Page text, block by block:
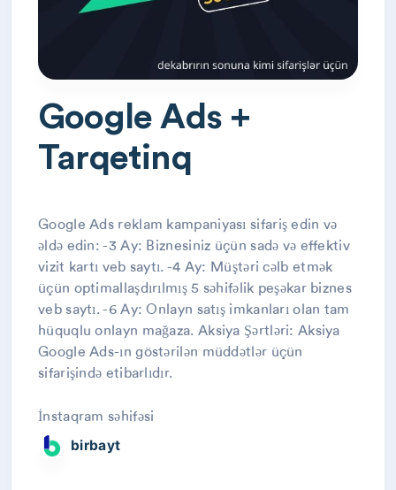
Google Ads +
Tarqetinq
Google Ads reklam kampaniyası sifariş edin və
əldə edin: -3 Ay: Biznesiniz üçün sadə və effektiv
vizit kartı veb saytı. -4 Ay: Müştəri cəlb etmək
üçün optimallaşdırılmış 5 səhifəlik peşəkar biznes
veb saytı. -6 Ay: Onlayn satış imkanları olan tam
hüquqlu onlayn mağaza. Aksiya Şərtləri: Aksiya
Google Ads-ın göstərilən müddətlər üçün
sifarişində etibarlıdır.
İnstaqram səhifəsi
birbayt